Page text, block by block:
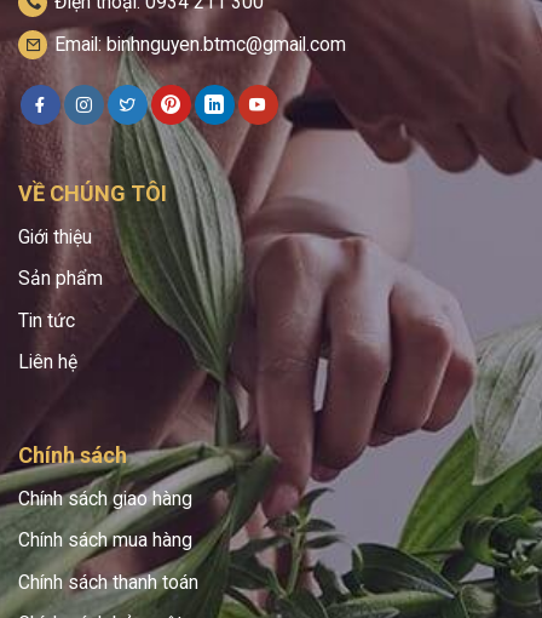
Email: binhnguyen.btmc@gmail.com
VỀ CHÚNG TÔI
Giới thiệu
Sản phẩm
Tin tức
Liên hệ
Chính sách
Chính sách giao hàng
Chính sách mua hàng
Chính sách thanh toán